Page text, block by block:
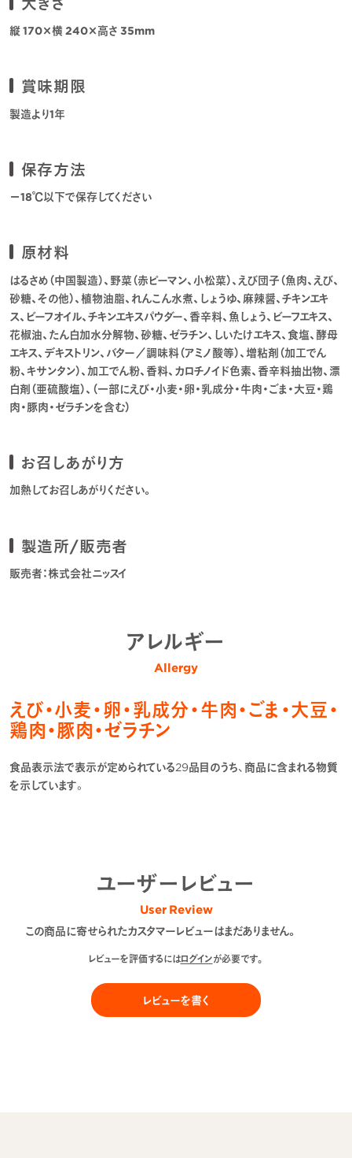
縦 170×横 240×高さ 35mm
賞味期限
製造より1年
保存方法
－18℃以下で保存してください
原材料
はるさめ（中国製造）、野菜（赤ピーマン、小松菜）、えび団子（魚肉、えび、
砂糖、その他）、植物油脂、れんこん水煮、しょうゆ、麻辣醤、チキンエキ
ス、ビーフオイル、チキンエキスパウダー、香辛料、魚しょう、ビーフエキス、
花椒油、たん白加水分解物、砂糖、ゼラチン、しいたけエキス、食塩、酵母
エキス、デキストリン、バター／調味料（アミノ酸等）、増粘剤（加工でん
粉、キサンタン）、加工でん粉、香料、カロチノイド色素、香辛料抽出物、漂
白剤（亜硫酸塩）、（一部にえび・小麦・卵・乳成分・牛肉・ごま・大豆・鶏
肉・豚肉・ゼラチンを含む）
お召しあがり方
加熱してお召しあがりください。
製造所/販売者
販売者：株式会社ニッスイ
アレルギー
Allergy
えび・小麦・卵・乳成分・牛肉・ごま・大豆・
鶏肉・豚肉・ゼラチン
食品表示法で表示が定められている29品目のうち、商品に含まれる物質
を示しています。
ユーザーレビュー
User Review
この商品に寄せられたカスタマーレビューはまだありません。
レビューを評価するにはログインが必要です。
レビューを書く